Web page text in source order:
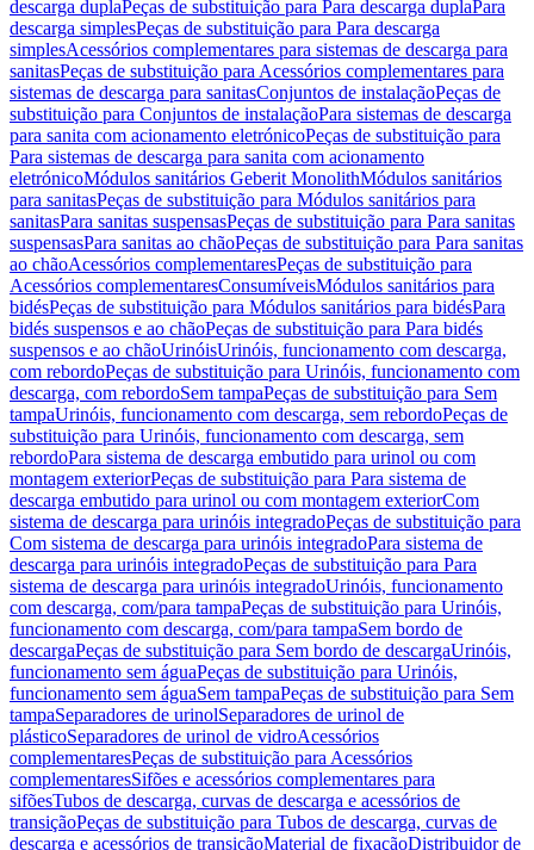
descarga duplaPeças de substituição para Para descarga duplaPara
descarga simplesPeças de substituição para Para descarga
simplesAcessórios complementares para sistemas de descarga para
sanitasPeças de substituição para Acessórios complementares para
sistemas de descarga para sanitasConjuntos de instalaçãoPeças de
substituição para Conjuntos de instalaçãoPara sistemas de descarga
para sanita com acionamento eletrónicoPeças de substituição para
Para sistemas de descarga para sanita com acionamento
eletrónicoMódulos sanitários Geberit MonolithMódulos sanitários
para sanitasPeças de substituição para Módulos sanitários para
sanitasPara sanitas suspensasPeças de substituição para Para sanitas
suspensasPara sanitas ao chãoPeças de substituição para Para sanitas
ao chãoAcessórios complementaresPeças de substituição para
Acessórios complementaresConsumíveisMódulos sanitários para
bidésPeças de substituição para Módulos sanitários para bidésPara
bidés suspensos e ao chãoPeças de substituição para Para bidés
suspensos e ao chãoUrinóisUrinóis, funcionamento com descarga,
com rebordoPeças de substituição para Urinóis, funcionamento com
descarga, com rebordoSem tampaPeças de substituição para Sem
tampaUrinóis, funcionamento com descarga, sem rebordoPeças de
substituição para Urinóis, funcionamento com descarga, sem
rebordoPara sistema de descarga embutido para urinol ou com
montagem exteriorPeças de substituição para Para sistema de
descarga embutido para urinol ou com montagem exteriorCom
sistema de descarga para urinóis integradoPeças de substituição para
Com sistema de descarga para urinóis integradoPara sistema de
descarga para urinóis integradoPeças de substituição para Para
sistema de descarga para urinóis integradoUrinóis, funcionamento
com descarga, com/para tampaPeças de substituição para Urinóis,
funcionamento com descarga, com/para tampaSem bordo de
descargaPeças de substituição para Sem bordo de descargaUrinóis,
funcionamento sem águaPeças de substituição para Urinóis,
funcionamento sem águaSem tampaPeças de substituição para Sem
tampaSeparadores de urinolSeparadores de urinol de
plásticoSeparadores de urinol de vidroAcessórios
complementaresPeças de substituição para Acessórios
complementaresSifões e acessórios complementares para
sifõesTubos de descarga, curvas de descarga e acessórios de
transiçãoPeças de substituição para Tubos de descarga, curvas de
descarga e acessórios de transiçãoMaterial de fixaçãoDistribuidor de